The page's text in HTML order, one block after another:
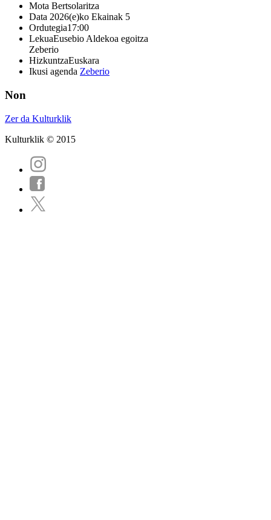
Mota Bertsolaritza
Data 2026(e)ko Ekainak 5
Ordutegia17:00
LekuaEusebio Aldekoa egoitza
Zeberio
HizkuntzaEuskara
Ikusi agenda Zeberio
Non
Zer da Kulturklik
Kulturklik © 2015